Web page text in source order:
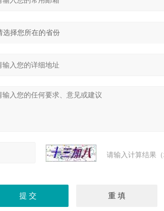
请输入计算结果